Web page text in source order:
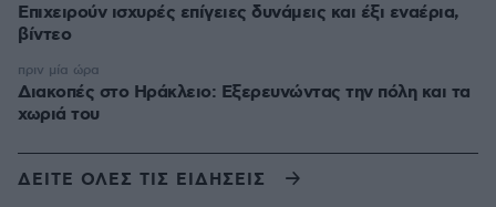
Επιχειρούν ισχυρές επίγειες δυνάμεις και έξι εναέρια,
βίντεο
Διακοπές στο Ηράκλειο: Εξερευνώντας την πόλη και τα
χωριά του
πριν μία ώρα
ΔΕΙΤΕ ΟΛΕΣ ΤΙΣ ΕΙΔΗΣΕΙΣ